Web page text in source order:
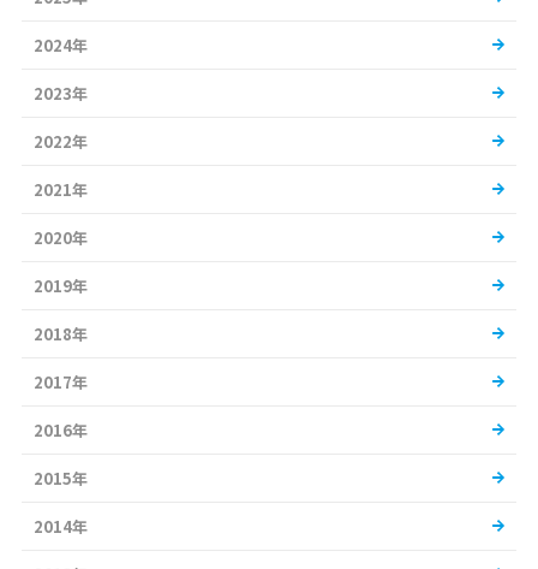
2024年
2023年
2022年
2021年
2020年
2019年
2018年
2017年
2016年
2015年
2014年